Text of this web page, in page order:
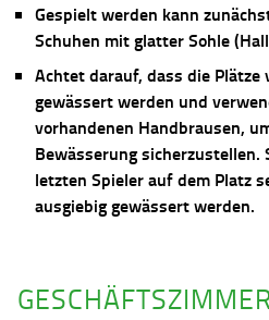
Gespielt werden kann
Schuhen mit glatter Sohle
Achtet darauf, dass die Plätze
gewässert werden und
vorhandenen Handbrausen,
Bewässerung sicherzustellen.
letzten Spieler auf dem Platz
ausgiebig gewässert werden.
GESCHÄFTSZIMMER